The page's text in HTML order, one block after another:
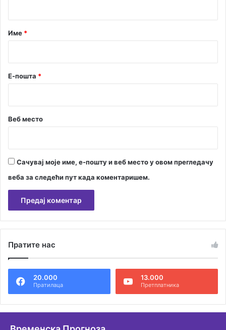
р
Име *
Е-пошта *
Веб место
Сачувај моје име, е-пошту и веб место у овом прегледачу
веба за следећи пут када коментаришем.
т
н
т
Пратите нас
20.000
Пратилаца
13.000
Претплатника